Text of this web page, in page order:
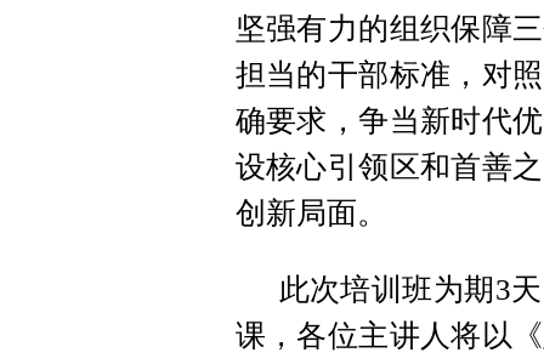
坚强有力的组织保障
担当的干部标准，对
确要求，争当新时代
设核心引领区和首善
创新局面。
此次培训班为期3
课，各位主讲人将以